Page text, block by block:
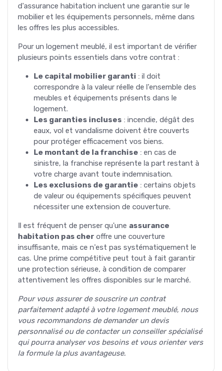
d'assurance habitation incluent une garantie sur le
mobilier et les équipements personnels, même dans
les offres les plus accessibles.
Pour un logement meublé, il est important de vérifier
plusieurs points essentiels dans votre contrat :
Le capital mobilier garanti : il doit
correspondre à la valeur réelle de l'ensemble des
meubles et équipements présents dans le
logement.
Les garanties incluses : incendie, dégât des
eaux, vol et vandalisme doivent être couverts
pour protéger efficacement vos biens.
Le montant de la franchise : en cas de
sinistre, la franchise représente la part restant à
votre charge avant toute indemnisation.
Les exclusions de garantie : certains objets
de valeur ou équipements spécifiques peuvent
nécessiter une extension de couverture.
Il est fréquent de penser qu'une assurance
habitation pas cher offre une couverture
insuffisante, mais ce n'est pas systématiquement le
cas. Une prime compétitive peut tout à fait garantir
une protection sérieuse, à condition de comparer
attentivement les offres disponibles sur le marché.
Pour vous assurer de souscrire un contrat
parfaitement adapté à votre logement meublé, nous
vous recommandons de demander un devis
personnalisé ou de contacter un conseiller spécialisé
qui pourra analyser vos besoins et vous orienter vers
la formule la plus avantageuse.